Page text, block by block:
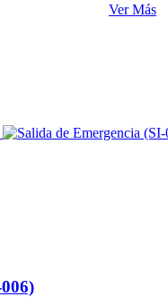
Ver Más